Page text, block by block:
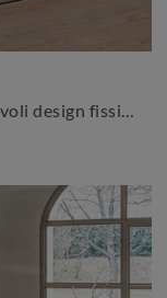
Clicca e scopri una ricca gamma di Tavoli design fissi da pranzo! Il modello Riverstone ceramica di Calligaris ti sta aspettando.